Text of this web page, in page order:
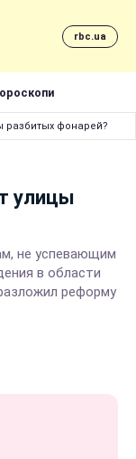
rbc.ua
разбитых фонарей?
улицы
не успевающим
в области
реформу